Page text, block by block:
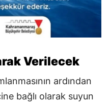
Verilecek
ardından
bağlı olarak suyun